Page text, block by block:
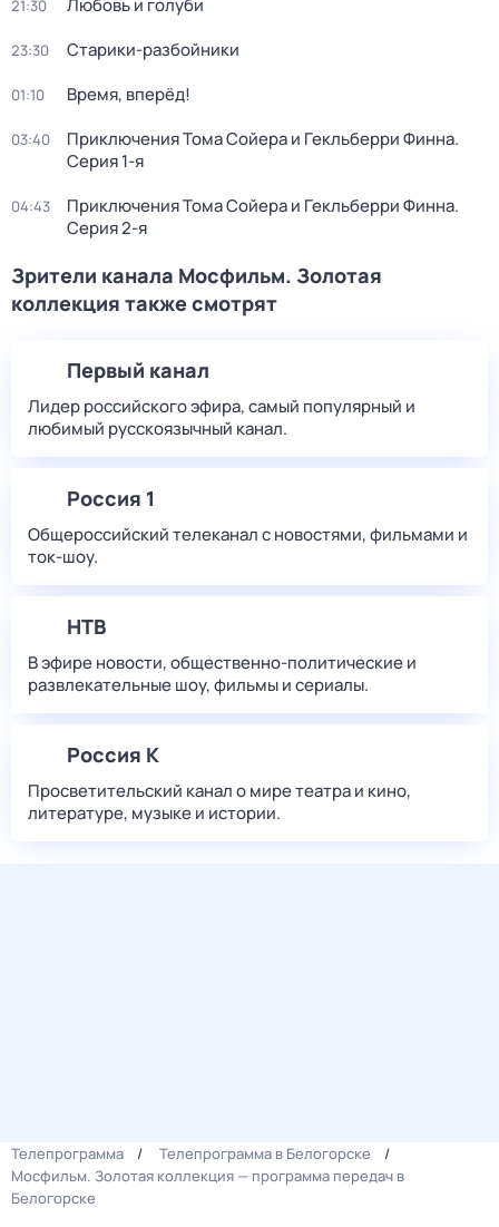
21:30 Любовь и голуби
23:30 Старики-разбойники
01:10 Время, вперёд!
03:40 Приключения Тома Сойера и Гекльберри Финна.
Серия 1-я
04:43 Приключения Тома Сойера и Гекльберри Финна.
Серия 2-я
Зрители канала Мосфильм. Золотая
коллекция также смотрят
Первый канал
Лидер российского эфира, самый популярный и
любимый русскоязычный канал.
Россия 1
Общероссийский телеканал с новостями, фильмами и
ток-шоу.
НТВ
В эфире новости, общественно-политические и
развлекательные шоу, фильмы и сериалы.
Россия К
Просветительский канал о мире театра и кино,
литературе, музыке и истории.
Телепрограмма
Телепрограмма в Белогорске
Мосфильм. Золотая коллекция — программа передач в
Белогорске